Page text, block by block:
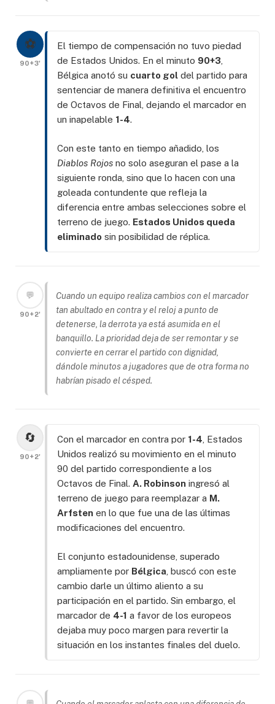
⚽
90+3'
El tiempo de compensación no tuvo piedad
de Estados Unidos. En el minuto 90+3
Bélgica anotó su cuarto gol del partido para
sentenciar de manera definitiva el encuentro
de Octavos de Final, dejando el marcador en
un inapelable 1-4.
Con este tanto en tiempo añadido, los
Diablos Rojos no solo aseguran el pase a la
siguiente ronda, sino que lo hacen con una
goleada contundente que refleja la
diferencia entre ambas selecciones sobre el
terreno de juego. Estados Unidos queda
eliminado sin posibilidad de réplica.
💬
90+2'
Cuando un equipo realiza cambios con el marcador
tan abultado en contra y el reloj a punto de
detenerse, la derrota ya está asumida en el
banquillo. La prioridad deja de ser remontar y se
convierte en cerrar el partido con dignidad,
dándole minutos a jugadores que de otra forma no
habrían pisado el césped.
🔄
90+2'
Con el marcador en contra por 1-4 , Estados
Unidos realizó su movimiento en el minuto
90 del partido correspondiente a los
Octavos de Final. A. Robinson ingresó al
terreno de juego para reemplazar a M.
Arfsten en lo que fue una de las últimas
modificaciones del encuentro.
El conjunto estadounidense, superado
ampliamente por Bélgica, buscó con este
cambio darle un último aliento a su
participación en el partido. Sin embargo, el
marcador de 4-1 a favor de los europeos
dejaba muy poco margen para revertir la
situación en los instantes finales del duelo.